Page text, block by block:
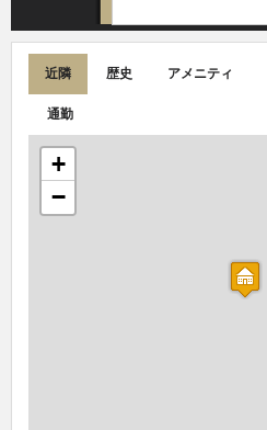
近隣 歴史 アメニティ
通勤
+
−